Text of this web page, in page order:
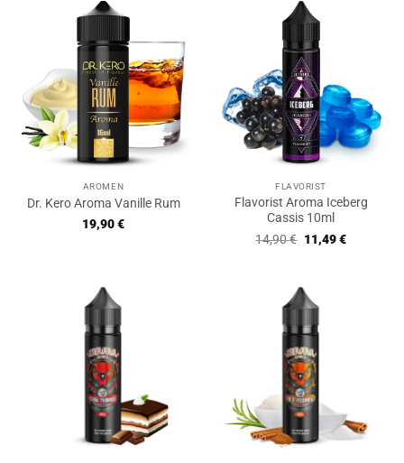
AROMEN
Dr. Kero Aroma Vanille Rum
19,90€
FLAVORIST
Flavorist Aroma Iceberg
Cassis 10ml
14,90€ Ursprünglicher
Preis
11,49€Aktueller